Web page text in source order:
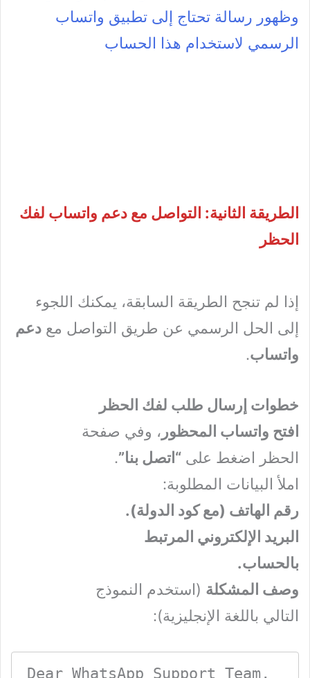
وظهور رسالة تحتاج إلى تطبيق واتساب
الرسمي لاستخدام هذا الحساب
الطريقة الثانية: التواصل مع دعم واتساب لفك
الحظر
إذا لم تنجح الطريقة السابقة، يمكنك اللجوء
إلى الحل الرسمي عن طريق التواصل مع دعم
واتساب.
خطوات إرسال طلب لفك الحظر
افتح واتساب المحظور ، وفي صفحة
الحظر اضغط على “اتصل بنا”.
املأ البيانات المطلوبة:
رقم الهاتف (مع كود الدولة).
البريد الإلكتروني المرتبط
بالحساب.
وصف المشكلة (استخدم النموذج
التالي باللغة الإنجليزية):
Dear WhatsApp Support Team,